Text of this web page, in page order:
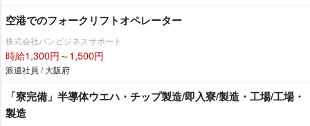
空港でのフォークリフトオペレーター
株式会社パンビジネスサポート
時給1,300円～1,500円
派遣社員 / 大阪府
「寮完備」半導体ウエハ・チップ製造/即入寮/製造・工場/工場・
製造